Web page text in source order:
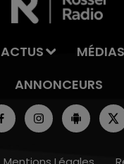
ACTUS MÉDIAS
ANNONCEURS